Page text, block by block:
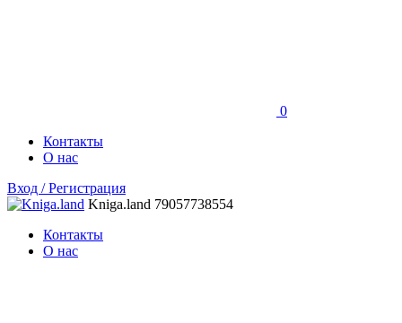
0
Контакты
О нас
Вход / Регистрация
Kniga.land 79057738554
Контакты
О нас